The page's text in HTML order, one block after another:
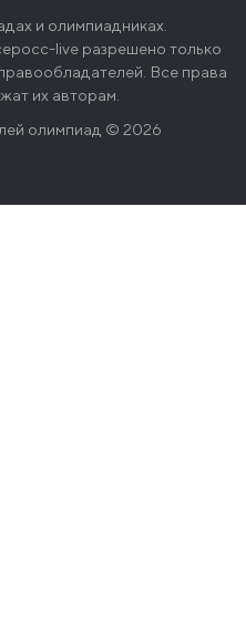
и олимпиадниках.
live разрешено только
Все права
их авторам.
олимпиад © 2026